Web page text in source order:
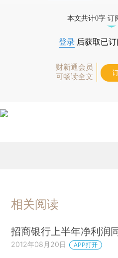
本文共计0字 订
登录 后获取已
财新通会员
可畅读全文
相关阅读
招商银行上半年净利润
2012年08月20日 APP打开